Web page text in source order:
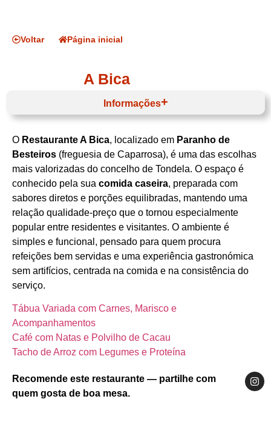
Voltar Página inicial
A Bica
O Restaurante A Bica, localizado em Paranho de
Besteiros (freguesia de Caparrosa), é uma das escolhas
mais valorizadas do concelho de Tondela. O espaço é
conhecido pela sua comida caseira, preparada com
sabores diretos e porções equilibradas, mantendo uma
relação qualidade‑preço que o tornou especialmente
popular entre residentes e visitantes. O ambiente é
simples e funcional, pensado para quem procura
refeições bem servidas e uma experiência gastronómica
sem artifícios, centrada na comida e na consistência do
serviço.
Tábua Variada com Carnes, Marisco e
Acompanhamentos
Café com Natas e Polvilho de Cacau
Tacho de Arroz com Legumes e Proteína
Recomende este restaurante — partilhe com
quem gosta de boa mesa.
Informações
Horário de funcionamento